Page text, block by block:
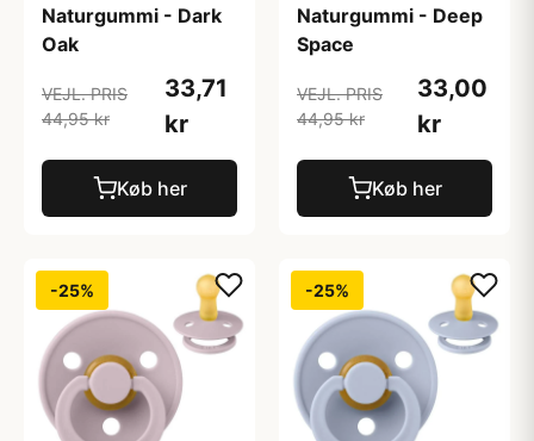
Naturgummi - Dark
Oak
VEJL. PRIS
44,95 kr
33,71
kr
Køb her
Naturgummi - Deep
Space
VEJL. PRIS
44,95 kr
33,00
kr
Køb her
-25% -25%